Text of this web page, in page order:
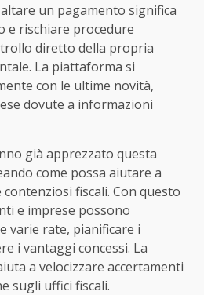
un pagamento significa
e rischiare procedure
diretto della propria
La piattaforma si
con le ultime novità,
dovute a informazioni
già apprezzato questa
come possa aiutare a
fiscali. Con questo
e imprese possono
varie rate, pianificare i
i vantaggi concessi. La
a velocizzare accertamenti
sugli uffici fiscali.